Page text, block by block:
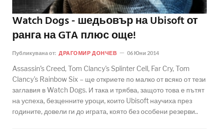
Watch Dogs - шедьовър на Ubisoft от
ранга на GTA плюс още!
Публикувана от: ДРАГОМИР ДОНЧЕВ 06 Юни 2014
Assassin’s Creed, Tom Clancy's Splinter Cell, Far Cry, Tom
Clancy's Rainbow Six – ще откриете по малко от всяко от тези
заглавия в Watch Dogs. И така и трябва, защото това е пътят
на успеха, безценните уроци, които Ubisoft научиха през
годините, довели ги до играта, която без особени резерви..